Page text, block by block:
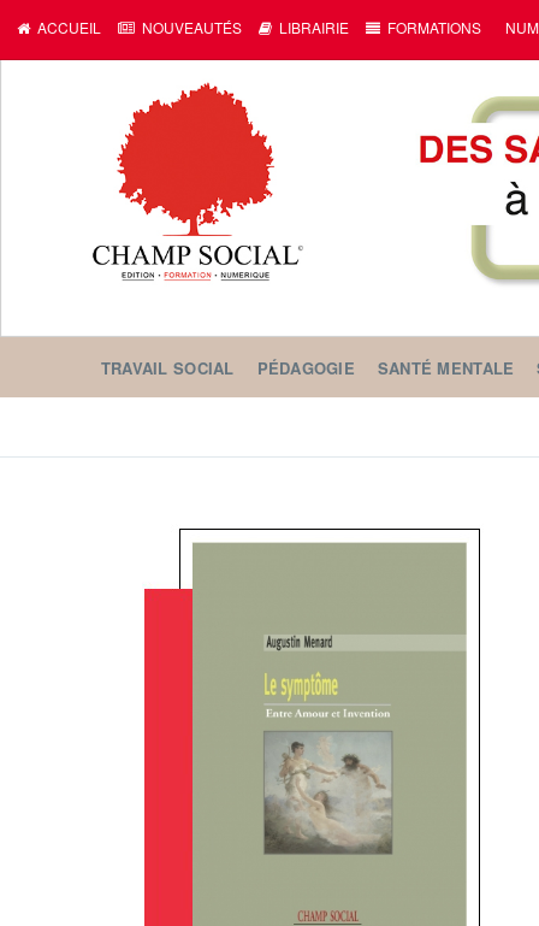
ACCUEIL NOUVEAUTÉS LIBRAIRIE FORMATIONS
TRAVAIL SOCIAL PÉDAGOGIE SANTÉ MENTALE